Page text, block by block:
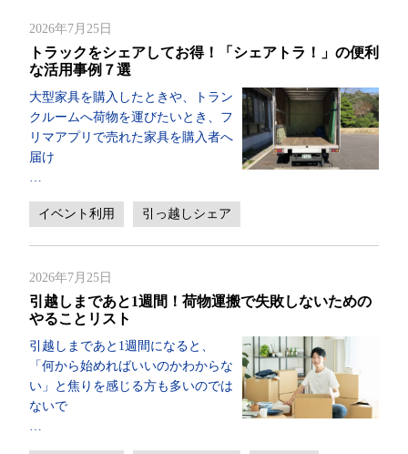
2026年7月25日
トラックをシェアしてお得！「シェアトラ！」の便利
な活用事例７選
大型家具を購入したときや、トラン
クルームへ荷物を運びたいとき、フ
リマアプリで売れた家具を購入者へ
届け
イベント利用 引っ越しシェア
2026年7月25日
引越しまであと1週間！荷物運搬で失敗しないための
やることリスト
引越しまであと1週間になると、
「何から始めればいいのかわからな
い」と焦りを感じる方も多いのでは
ないで